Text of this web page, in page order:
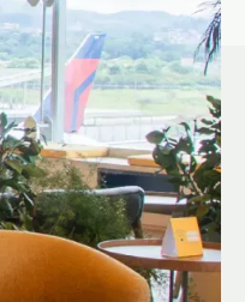
tem
e vantagens